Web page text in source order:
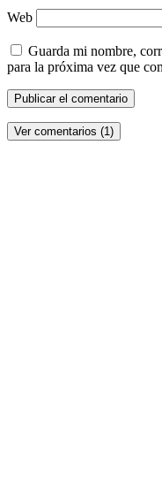
Web
Guarda mi nombre,
para la próxima vez que
Ver comentarios (1)